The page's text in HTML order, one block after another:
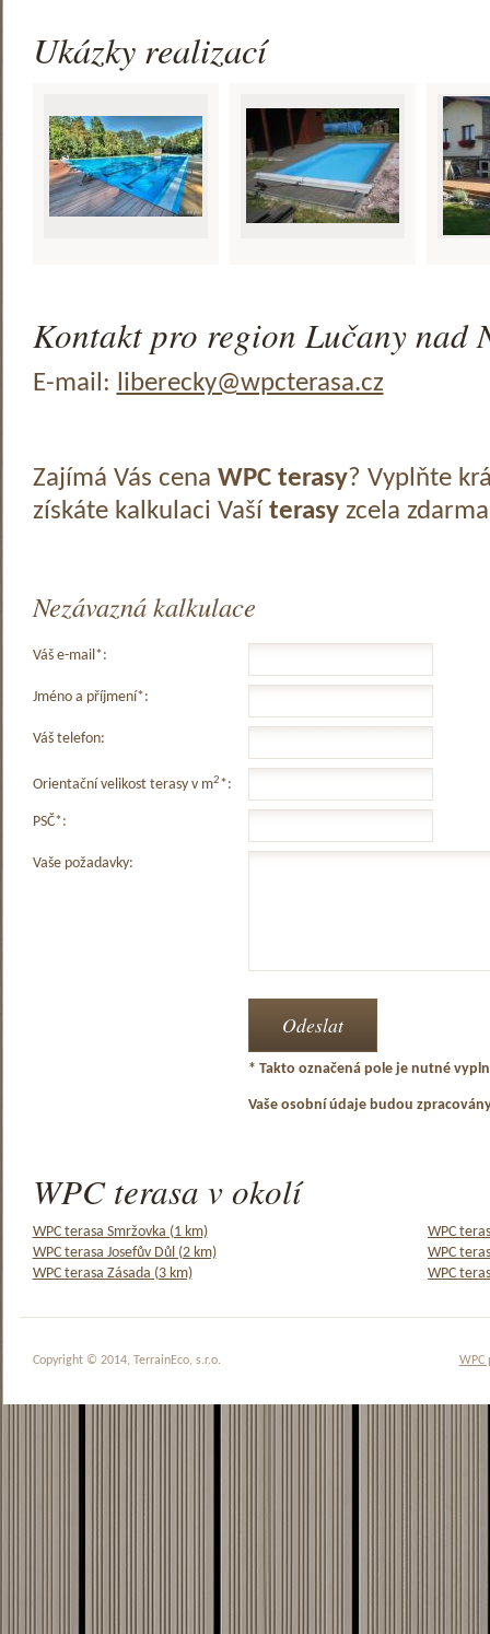
Ukázky realizací
Kontakt pro region Lučany nad
E-mail: liberecky@wpcterasa.cz
Zajímá Vás cena WPC terasy? Vyplňte
získáte kalkulaci Vaší terasyzcela
Nezávazná kalkulace
Váš e-mail*:
Jméno a příjmení*:
Váš telefon:
Orientační velikost terasy v m2*:
PSČ*:
Vaše požadavky:
* Takto označená pole je nutné
Vaše osobní údaje budou
WPC terasa v okolí
WPC terasa Smržovka (1 km)
WPC
WPC terasa Josefův Důl (2 km)
WPC
WPC terasa Zásada (3 km)
WPC
WPC
Copyright © 2014, TerrainEco, s.r.o.